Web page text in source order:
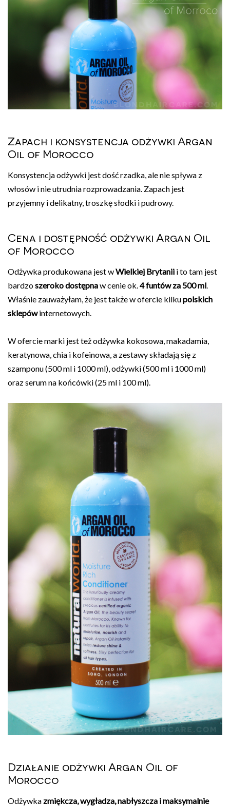
Zapach i konsystencja odżywki Argan
Oil of Morocco
Konsystencja odżywki jest dość rzadka, ale nie spływa z
włosów i nie utrudnia rozprowadzania. Zapach jest
przyjemny i delikatny, troszkę słodki i pudrowy.
Cena i dostępność odżywki Argan Oil
of Morocco
Odżywka produkowana jest wWielkiej Brytanii i to tam jest
bardzoszeroko dostępnaw cenie ok.4 funtów za 500 ml.
Właśnie zauważyłam, że jest także w ofercie kilkupolskich
sklepówinternetowych.
W ofercie marki jest też odżywka kokosowa, makadamia,
keratynowa, chia i kofeinowa, a zestawy składają się z
szamponu (500 ml i 1000 ml), odżywki (500 ml i 1000 ml)
oraz serum na końcówki (25 ml i 100 ml).
Działanie odżywki Argan Oil of
Morocco
Odżywka zmiękcza, wygładza, nabłyszcza i maksymalnie